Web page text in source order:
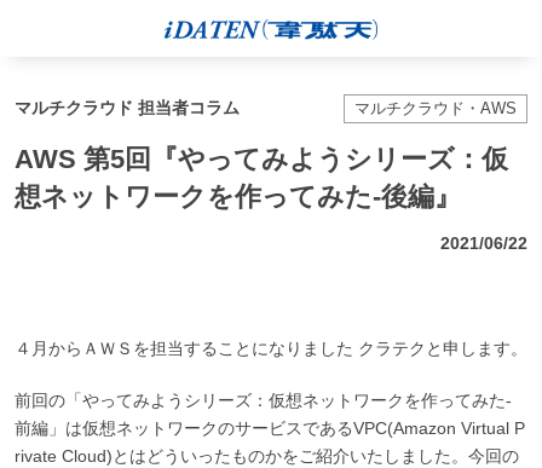
マルチクラウド 担当者コラム マルチクラウド・AWS
AWS 第5回『やってみようシリーズ：仮
想ネットワークを作ってみた-後編』
2021/06/22
４月からＡＷＳを担当することになりました クラテクと申します。
前回の「やってみようシリーズ：仮想ネットワークを作ってみた-
前編」は仮想ネットワークのサービスであるVPC(Amazon Virtual P
rivate Cloud)とはどういったものかをご紹介いたしました。今回の